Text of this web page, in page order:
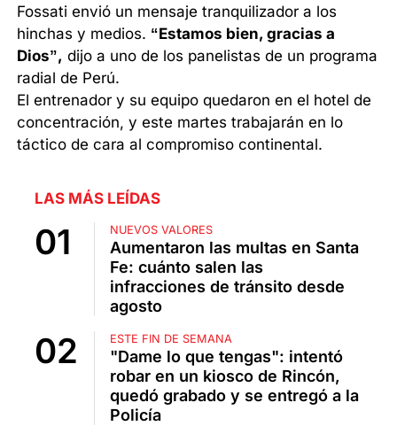
Fossati envió un mensaje tranquilizador a los
hinchas y medios. “Estamos bien, gracias a
Dios”, dijo a uno de los panelistas de un programa
radial de Perú.
El entrenador y su equipo quedaron en el hotel de
concentración, y este martes trabajarán en lo
táctico de cara al compromiso continental.
LAS MÁS LEÍDAS
NUEVOS VALORES
Aumentaron las multas en Santa
Fe: cuánto salen las
infracciones de tránsito desde
agosto
ESTE FIN DE SEMANA
"Dame lo que tengas": intentó
robar en un kiosco de Rincón,
quedó grabado y se entregó a la
Policía